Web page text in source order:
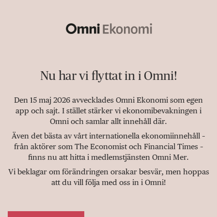
Nu har vi flyttat in i Omni!
Den 15 maj 2026 avvecklades Omni Ekonomi som egen
app och sajt. I stället stärker vi ekonomibevakningen i
Omni och samlar allt innehåll där.
Även det bästa av vårt internationella ekonomiinnehåll –
från aktörer som The Economist och Financial Times –
finns nu att hitta i medlemstjänsten Omni Mer.
Vi beklagar om förändringen orsakar besvär, men hoppas
att du vill följa med oss in i Omni!